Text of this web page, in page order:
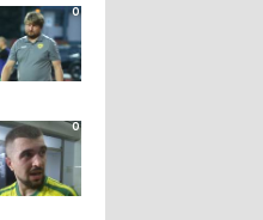
0
0